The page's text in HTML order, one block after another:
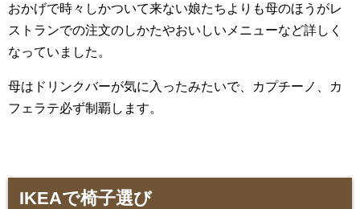
おかげで時々しかついて来ない娘たちよりも母のほうがレ
ストランでの注文のしかたやおいしいメニューなど詳しく
なっていました。
母はドリンクバーが気に入ったみたいで、カプチーノ、カ
フェラテ必ず制覇します。
IKEAで椅子選び